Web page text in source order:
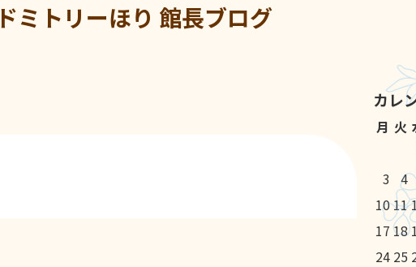
ドミトリーほり 館長ブログ
カレ
月 火
3 4
1011
17 18
24 25